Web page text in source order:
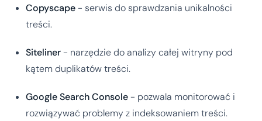
Copyscape- serwis do sprawdzania unikalności
treści.
Siteliner- narzędzie do analizy całej witryny pod
kątem duplikatów treści.
Google Search Console- pozwala monitorować i
rozwiązywać problemy z indeksowaniem treści.